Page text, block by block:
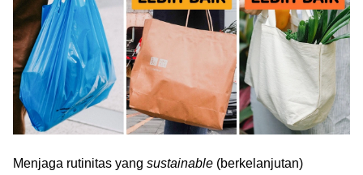
Menjaga rutinitas yang sustainable (berkelanjutan)